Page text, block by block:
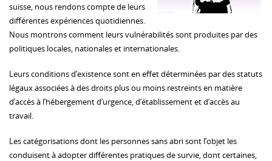
suisse, nous rendons compte de leurs
différentes expériences quotidiennes.
Nous montrons comment leurs vulnérabilités sont produites par des
politiques locales, nationales et internationales.
Leurs conditions d’existence sont en effet déterminées par des statuts
légaux associées à des droits plus ou moins restreints en matière
d’accès à l’hébergement d’urgence, d’établissement et d’accès au
travail.
Les catégorisations dont les personnes sans abri sont l’objet les
conduisent à adopter différentes pratiques de survie, dont certaines,